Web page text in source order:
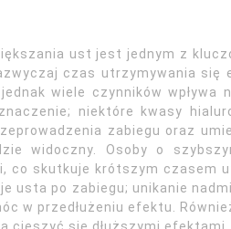
ust jest jednym z
czas utrzymywania
wiele czynników
niektóre kwasy
zabiegu oraz
widoczny. Osoby o
co skutkuje krótszym czasem
usta po zabiegu; unikanie
w przedłużeniu efektu.